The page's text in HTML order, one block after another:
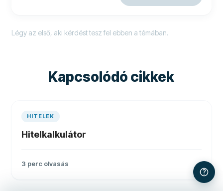
Légy az első, aki kérdést tesz fel ebben a témában.
Kapcsolódó cikkek
HITELEK
Hitelkalkulátor
3 perc olvasás